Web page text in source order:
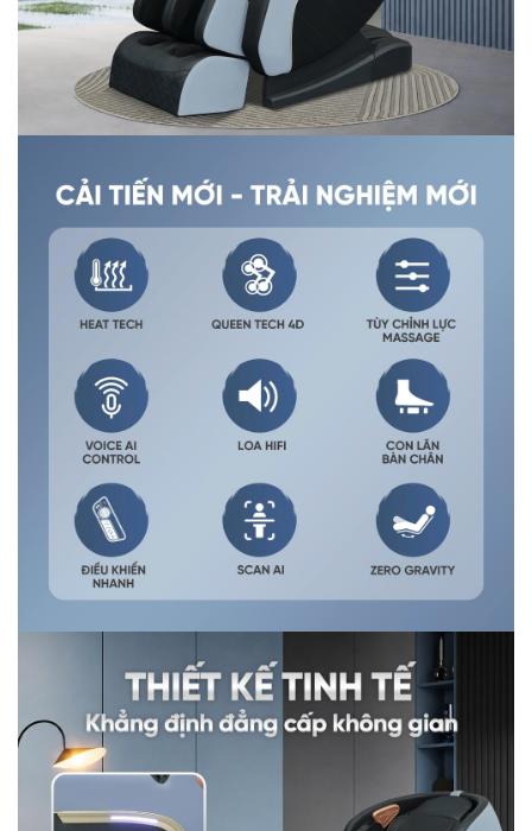
1.2 Massage bằng hệ thống rô bốt Queen
Tech 4D hiện đại
Đây là một cải tiến vượt bậc giúp người dùng tận hưởng
cảm giác massage thư giãn vô cùng chân thực như ở
xoa bóp, bấm huyệt được thực hiện thuần thục, nhịp
nhàng mang đến cảm giác dễ chịu, êm ái tối đa.
Đặc biệt hơn hết bạn hoàn toàn có thể kiểm soát hoạt
động của rô bốt massage bằng cách điều chỉnh độ, lực
massage theo yêu cầu. Nhờ vậy mà tay nghề massage
của siêu phẩm này được khách hàng vô cùng hài lòng,
đánh giá chất lượng 5*.
Không những vậy tại đầu rô bốt massage được trang bị
cảm biến quang học giúp phát hiện chiều cao, kích thước
cơ thể và hơn hết là dò tìm huyệt đạo tự động. Nhờ vậy
ghế có thể hiểu rõ cơ thể bạn từ đó đưa ra những bài
tập, những động tác chuẩn xác, đưa massage lên một
tầm cao mới.
1.3 Thanh ray SL ôm sát cơ thể
massage là điểm tựa và nâng đỡ cơ thể khi ngồi lên ghế.
Khác với thanh ray thông thường hay những thanh ray
được ra mắt trước đó ghế massage Queen Crown QE98
Pro được thiết kế thanh ray SL cải tiến về chiều dài lên
đến 140cm kéo dài đến đùi non người dùng. Nhờ vậy
vùng massage được mở rộng, tác động toàn diện lên
mọi điểm cơ thể.